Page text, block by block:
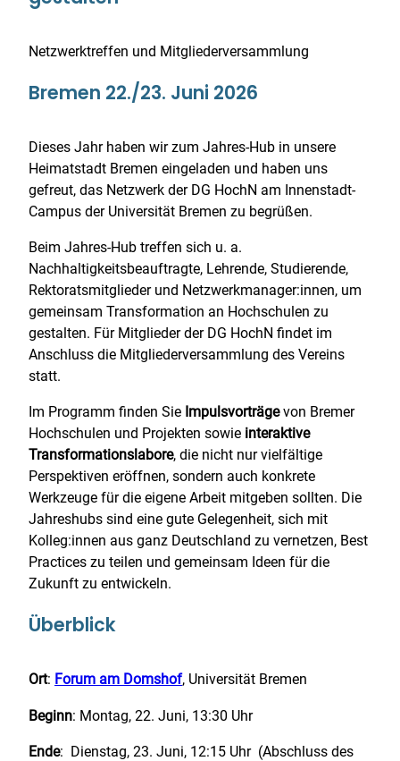
Netzwerktreffen und Mitgliederversammlung
Bremen 22./23. Juni 2026
Dieses Jahr haben wir zum Jahres-Hub in unsere
Heimatstadt Bremen eingeladen und haben uns
gefreut, das Netzwerk der DG HochN am Innenstadt-
Campus der Universität Bremen zu begrüßen.
Beim Jahres-Hub treffen sich u. a.
Nachhaltigkeitsbeauftragte, Lehrende, Studierende,
Rektoratsmitglieder und Netzwerkmanager:innen, um
gemeinsam Transformation an Hochschulen zu
gestalten. Für Mitglieder der DG HochN findet im
Anschluss die Mitgliederversammlung des Vereins
statt.
Im Programm finden Sie Impulsvorträgevon Bremer
Hochschulen und Projekten sowie interaktive
Transformationslabore, die nicht nur vielfältige
Perspektiven eröffnen, sondern auch konkrete
Werkzeuge für die eigene Arbeit mitgeben sollten. Die
Jahreshubs sind eine gute Gelegenheit, sich mit
Kolleg:innen aus ganz Deutschland zu vernetzen, Best
Practices zu teilen und gemeinsam Ideen für die
Zukunft zu entwickeln.
Überblick
Ort: Forum am Domshof, Universität Bremen
Beginn: Montag, 22. Juni, 13:30 Uhr
Ende: Dienstag, 23. Juni, 12:15 Uhr (Abschluss des